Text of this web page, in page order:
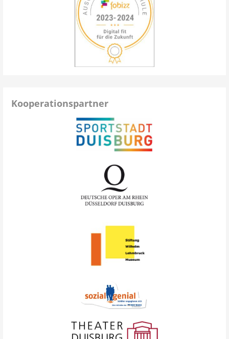
Kooperationspartner